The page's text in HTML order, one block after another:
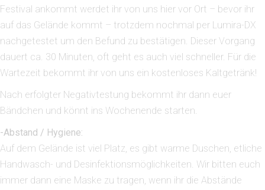
Festival ankommt werdet ihr von uns hier vor Ort – bevor ihr
auf das Gelände kommt – trotzdem nochmal per Lumira-DX
nachgetestet um den Befund zu bestätigen. Dieser Vorgang
dauert ca. 30 Minuten, oft geht es auch viel schneller. Für die
Wartezeit bekommt ihr von uns ein kostenloses Kaltgetränk!
Nach erfolgter Negativtestung bekommt ihr dann euer
Bändchen und könnt ins Wochenende starten.
-Abstand / Hygiene:
Auf dem Gelände ist viel Platz, es gibt warme Duschen, etliche
Handwasch- und Desinfektionsmöglichkeiten. Wir bitten euch
immer dann eine Maske zu tragen, wenn ihr die Abstände